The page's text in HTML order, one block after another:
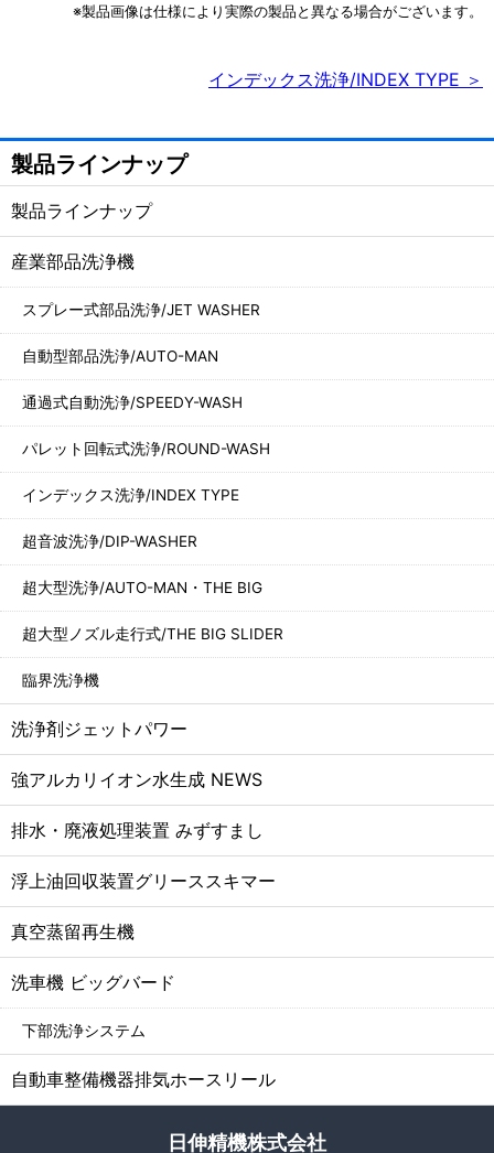
※製品画像は仕様により実際の製品と異なる場合がございます。
インデックス洗浄/INDEX TYPE ＞
製品ラインナップ
製品ラインナップ
産業部品洗浄機
スプレー式部品洗浄/JET WASHER
自動型部品洗浄/AUTO-MAN
通過式自動洗浄/SPEEDY-WASH
パレット回転式洗浄/ROUND-WASH
インデックス洗浄/INDEX TYPE
超音波洗浄/DIP-WASHER
超大型洗浄/AUTO-MAN・THE BIG
超大型ノズル走行式/THE BIG SLIDER
臨界洗浄機
洗浄剤ジェットパワー
強アルカリイオン水生成 NEWS
排水・廃液処理装置 みずすまし
浮上油回収装置グリーススキマー
真空蒸留再生機
洗車機 ビッグバード
下部洗浄システム
自動車整備機器排気ホースリール
日伸精機株式会社